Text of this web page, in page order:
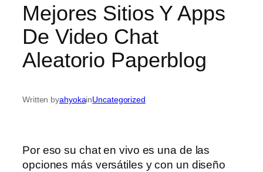
Mejores Sitios Y Apps
De Video Chat
Aleatorio Paperblog
Written byahyokainUncategorized
Por eso su chat en vivo es una de las
opciones más versátiles y con un diseño